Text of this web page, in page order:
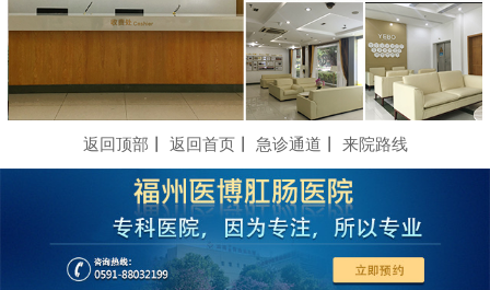
返回顶部 返回首页丨 急诊通道 来院路线